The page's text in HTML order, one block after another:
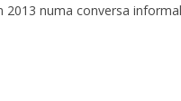
2013 numa conversa